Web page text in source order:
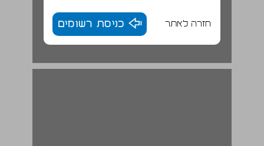
חזרה לאתר כניסת רשומים